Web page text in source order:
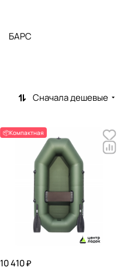
БАРС
Сначала дешевые
📦Компактная
10 410 ₽